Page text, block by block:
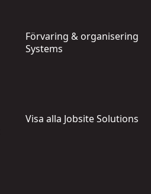
Förvaring & organisering
Systems
Visa alla Jobsite Solutions